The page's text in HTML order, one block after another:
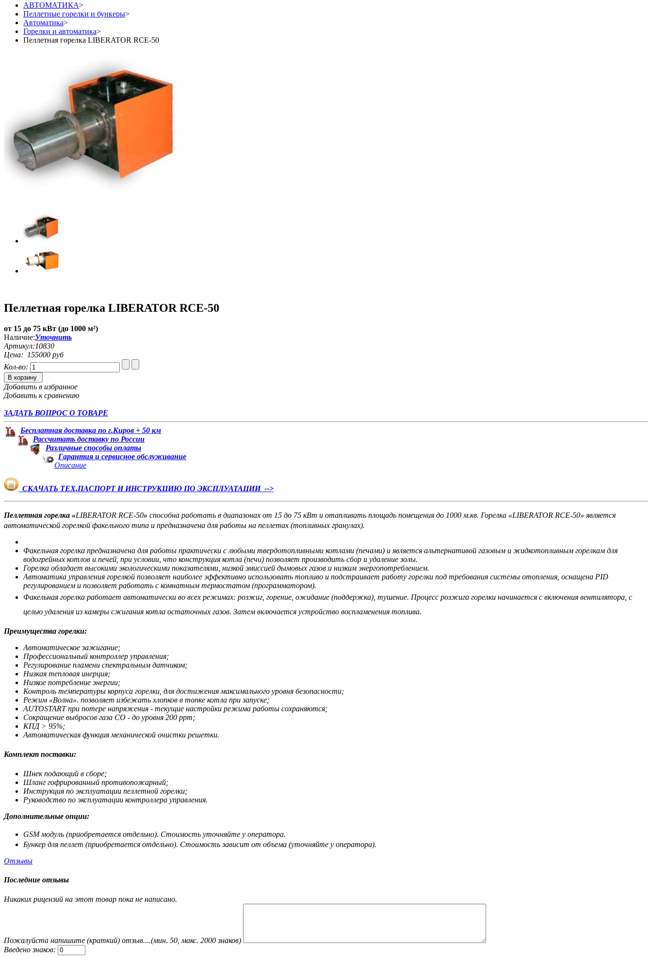
АВТОМАТИКА>
Пеллетные горелки и бункеры>
Автоматика>
Горелки и автоматика>
Пеллетная горелка LIBERATOR RCE-50
Пеллетная горелка LIBERATOR RCE-50
от 15 до 75 кВт (до 1000 м²)
Наличие:Уточнить
Артикул:10830
Цена:
155000 руб
Кол-во:
В корзину
Добавить в избранное
Добавить к сравнению
ЗАДАТЬ ВОПРОС О ТОВАРЕ
Бесплатная доставка по г.Киров + 50 км
Рассчитать доставку по России
Различные способы оплаты
Гарантия и сервисное обслуживание
Описание
СКАЧАТЬ ТЕХ.ПАСПОРТ И ИНСТРУКЦИЮ ПО ЭКСПЛУАТАЦИИ -->
Пеллетная горелка «LIBERATOR RCE-50» способна работать в диапазонах от 15 до 75 кВт и отапливать площадь помещения до 1000 м.кв. Горелка «LIBERATOR RCE-50» является
автоматической горелкой факельного типа и предназначена для работы на пеллетах (топливных гранулах).
Факельная горелка предназначена для работы практически с любыми твердотопливными котлами (печами) и является альтернативой газовым и жидкотопливным горелкам для
водогрейных котлов и печей, при условии, что конструкция котла (печи) позволяет производить сбор и удаление золы.
Горелка обладает высокими экологическими показателями, низкой эмиссией дымовых газов и низким энергопотреблением.
Автоматика управления горелкой позволяет наиболее эффективно использовать топливо и подстраивает работу горелки под требования системы отопления, оснащена PID
регулированием и позволяет работать с комнатным термостатом (программатором).
Факельная горелка работает автоматически во всех режимах: розжиг, горение, ожидание (поддержка), тушение. Процесс розжига горелки начинается с включения вентилятора, с
целью удаления из камеры сжигания котла остаточных газов. Затем включается устройство воспламенения топлива.
Преимущества горелки:
Автоматическое зажигание;
Профессиональный контроллер управления;
Регулирование пламени спектральным датчиком;
Низкая тепловая инерция;
Низкое потребление энергии;
Контроль температуры корпуса горелки, для достижения максимального уровня безопасности;
Режим «Волна». позволяет избежать хлопков в топке котла при запуске;
AUTOSTART при потере напряжения - текущие настройки режима работы сохраняются;
Сокращение выбросов газа CO - до уровня 200 ppm;
КПД > 95%;
Автоматическая функция механической очистки решетки.
Комплект поставки:
Шнек подающий в сборе;
Шланг гофрированный противопожарный;
Инструкция по эксплуатации пеллетной горелки;
Руководство по эксплуатации контроллера управления.
Дополнительные опции:
GSM модуль (приобретается отдельно). Стоимость уточняйте у оператора.
Бункер для пеллет (приобретается отдельно). Стоимость зависит от объема (уточняйте у оператора).
Отзывы
Последние отзывы
Никаких рицензий на этот товар пока не написано.
Пожалуйста напишите (краткий) отзыв....(мин. 50, макс. 2000 знаков)
Введено знаков: